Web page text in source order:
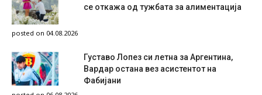
се откажа од тужбата за алиментација
posted on 04.08.2026
Густаво Лопез си летна за Аргентина,
Вардар остана вез асистентот на
Фабијани